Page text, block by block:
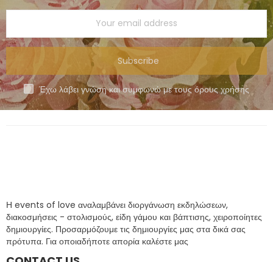
Subscribe
Έχω λάβει γνώση και συμφωνώ με τους όρους χρήσης
Η events of love αναλαμβάνει διοργάνωση εκδηλώσεων,
διακοσμήσεις - στολισμούς, είδη γάμου και βάπτισης, χειροποίητες
δημιουργίες. Προσαρμόζουμε τις δημιουργίες μας στα δικά σας
πρότυπα. Για οποιαδήποτε απορία καλέστε μας